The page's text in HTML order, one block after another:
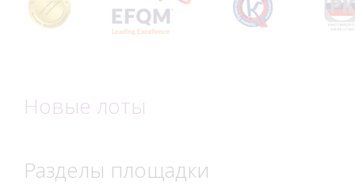
Новые лоты
Разделы площадки